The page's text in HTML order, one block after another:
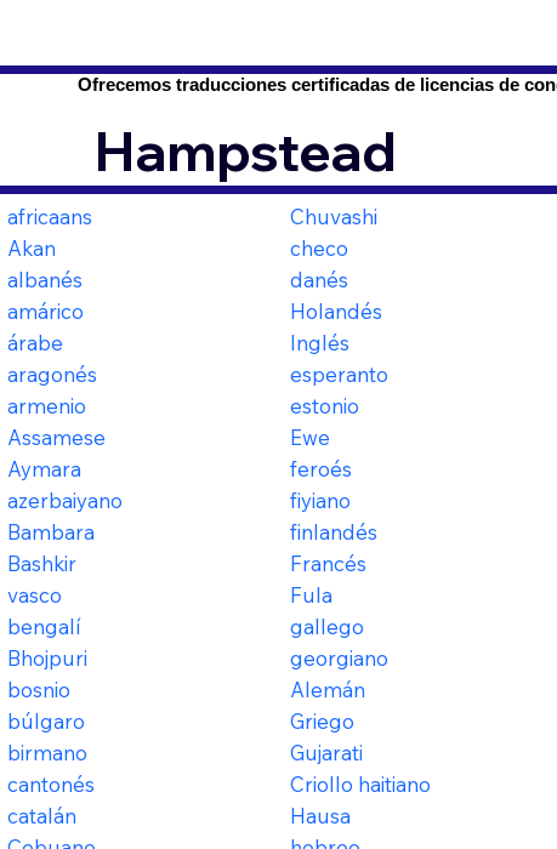
Ofrecemos traducciones certificadas de licencias de
Hampstead
africaans
Akan
albanés
amárico
árabe
aragonés
armenio
Assamese
Aymara
azerbaiyano
Bambara
Bashkir
vasco
bengalí
Bhojpuri
bosnio
búlgaro
birmano
cantonés
catalán
Chuvashi
checo
danés
Holandés
Inglés
esperanto
estonio
Ewe
feroés
fiyiano
finlandés
Francés
Fula
gallego
georgiano
Alemán
Griego
Gujarati
Criollo haitiano
Hausa